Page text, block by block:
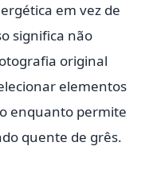
em vez de
significa não
original
elementos
enquanto permite
quente de grês.